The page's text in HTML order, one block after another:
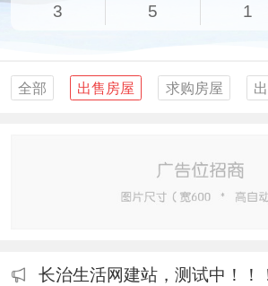
3 5 1
全部 出售房屋 求购房屋
长治生活网建站，测试中！！